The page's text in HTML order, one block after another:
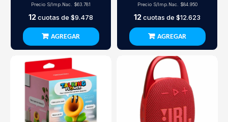
Precio S/Imp.Nac. $63.781
12cuotas de $9.478
AGREGAR
Precio S/Imp.Nac. $84.950
12cuotas de $12.623
AGREGAR